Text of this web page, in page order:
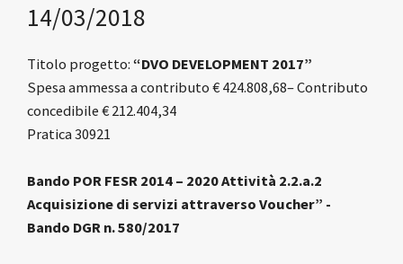
14/03/2018
Titolo progetto: “DVO DEVELOPMENT 2017”
Spesa ammessa a contributo € 424.808,68– Contributo
concedibile € 212.404,34
Pratica 30921
Bando POR FESR 2014 – 2020 Attività 2.2.a.2
Acquisizione di servizi attraverso Voucher” -
Bando DGR n. 580/2017